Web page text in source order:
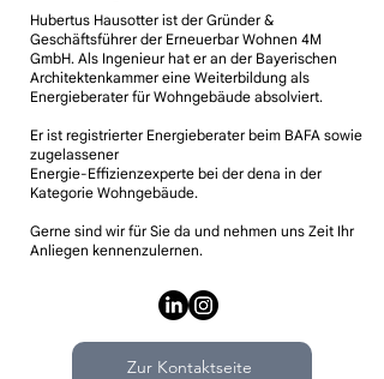
Hubertus Hausotter ist der Gründer &
Geschäftsführer der Erneuerbar Wohnen 4M
GmbH. Als Ingenieur hat er an der Bayerischen
Architektenkammer eine Weiterbildung als
Energieberater für Wohngebäude absolviert. ​
Er ist registrierter Energieberater beim BAFA sowie
zugelassener
Energie-Effizienzexperte bei der dena in der
Kategorie Wohngebäude.
​Gerne sind wir für Sie da und nehmen uns Zeit Ihr
Anliegen kennenzulernen.​
Zur Kontaktseite